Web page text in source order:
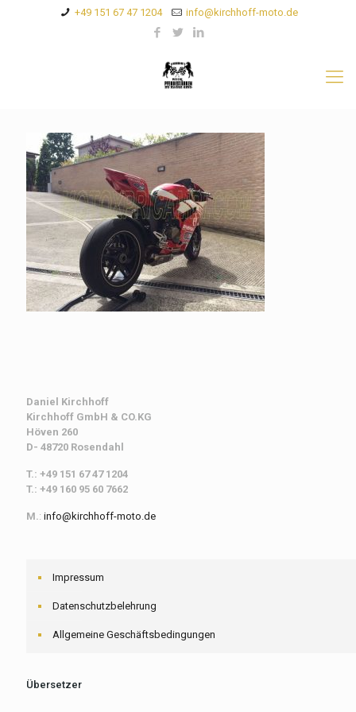
+49 151 67 47 1204 info@kirchhoff-moto.de
Daniel Kirchhoff
Kirchhoff GmbH & CO.KG
Höven 260
D- 48720 Rosendahl
T.: +49 151 67 47 1204
T.: +49 160 95 60 7662
M.: info@kirchhoff-moto.de
Impressum
Datenschutzbelehrung
Allgemeine Geschäftsbedingungen
Übersetzer